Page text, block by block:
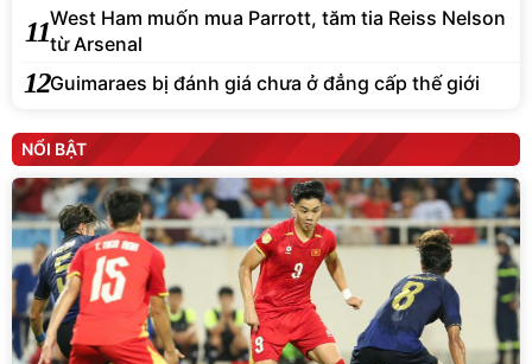
11West Ham muốn mua Parrott, tăm tia Reiss Nelson
từ Arsenal
12Guimaraes bị đánh giá chưa ở đẳng cấp thế giới
NỔI BẬT